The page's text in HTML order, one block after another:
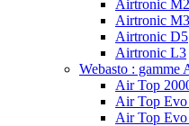
Airtronic M2
Airtronic M3
Airtronic D5
Airtronic L3
Webasto : gamme
Air Top
Air Top
Air Top